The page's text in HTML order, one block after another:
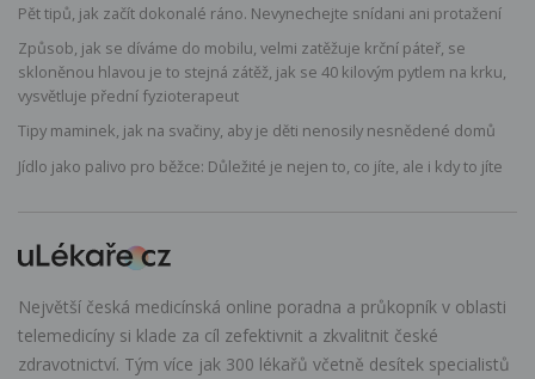
Pět tipů, jak začít dokonalé ráno. Nevynechejte snídani ani protažení
Způsob, jak se díváme do mobilu, velmi zatěžuje krční páteř, se
skloněnou hlavou je to stejná zátěž, jak se 40 kilovým pytlem na krku,
vysvětluje přední fyzioterapeut
Tipy maminek, jak na svačiny, aby je děti nenosily nesnědené domů
Jídlo jako palivo pro běžce: Důležité je nejen to, co jíte, ale i kdy to jíte
Největší česká medicínská online poradna a průkopník v oblasti
telemedicíny si klade za cíl zefektivnit a zkvalitnit české
zdravotnictví. Tým více jak 300 lékařů včetně desítek specialistů